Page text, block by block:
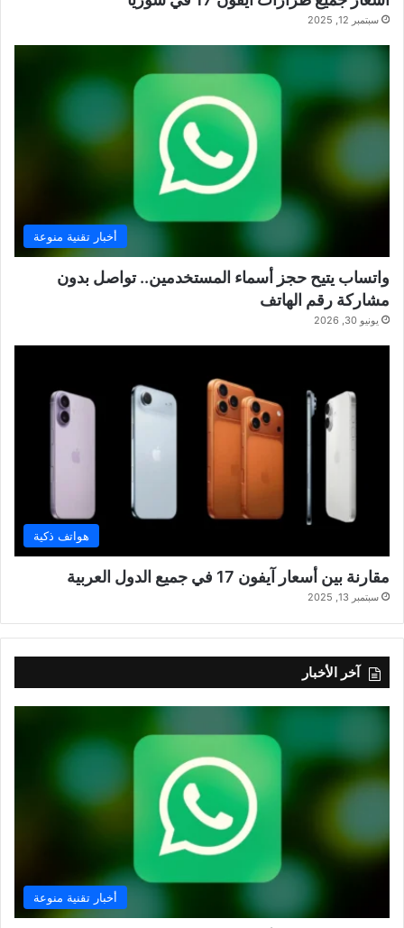
سبتمبر 12, 2025
أخبار تقنية منوعة
واتساب يتيح حجز أسماء المستخدمين.. تواصل بدون
مشاركة رقم الهاتف
يونيو 30, 2026
هواتف ذكية
مقارنة بين أسعار آيفون 17 في جميع الدول العربية
سبتمبر 13, 2025
آخر الأخبار
أخبار تقنية منوعة